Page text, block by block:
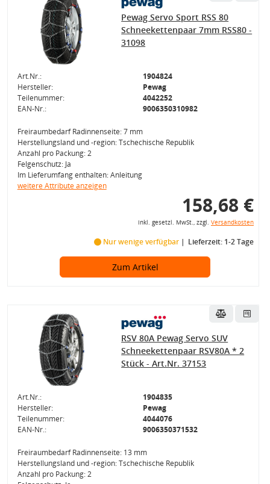
Pewag Servo Sport RSS 80
Schneekettenpaar 7mm RSS80 -
31098
Art.Nr.:
1904824
Hersteller:
Pewag
Teilenummer:
4042252
EAN-Nr.:
9006350310982
Freiraumbedarf Radinnenseite: 7 mm
Herstellungsland und -region: Tschechische Republik
Anzahl pro Packung: 2
Felgenschutz: Ja
Im Lieferumfang enthalten: Anleitung
weitere Attribute anzeigen
158,68 €
inkl. gesetzl. MwSt., zzgl. Versandkosten
Nur wenige verfügbar Lieferzeit: 1-2 Tage
Zum Artikel
RSV 80A Pewag Servo SUV
Schneekettenpaar RSV80A * 2
Stück - Art.Nr. 37153
Art.Nr.:
1904835
Hersteller:
Pewag
Teilenummer:
4044076
EAN-Nr.:
9006350371532
Freiraumbedarf Radinnenseite: 13 mm
Herstellungsland und -region: Tschechische Republik
Anzahl pro Packung: 2